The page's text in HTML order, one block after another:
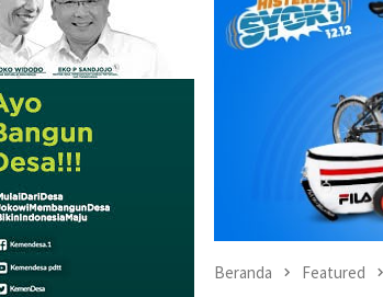
Beranda Featured